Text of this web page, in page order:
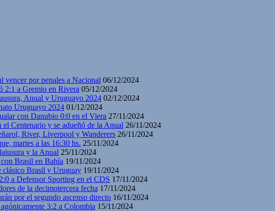
vencer por penales a Nacional 06/12/2024
2:1 a Gremio en Rivera 05/12/2024
Anual y Uruguayo 2024 02/12/2024
Uruguayo 2024 01/12/2024
con Danubio 0:0 en el Viera 27/11/2024
Centenario y se adueñó de la Anual 26/11/2024
River, Liverpool y Wanderers 26/11/2024
martes a las 16:30 hs. 25/11/2024
y la Anual 25/11/2024
Brasil en Bahía 19/11/2024
clásico Brasil y Uruguay 19/11/2024
a Defensor Sporting en el CDS 17/11/2024
de la decimotercera fecha 17/11/2024
por el segundo ascenso directo 16/11/2024
3:2 a Colombia 15/11/2024